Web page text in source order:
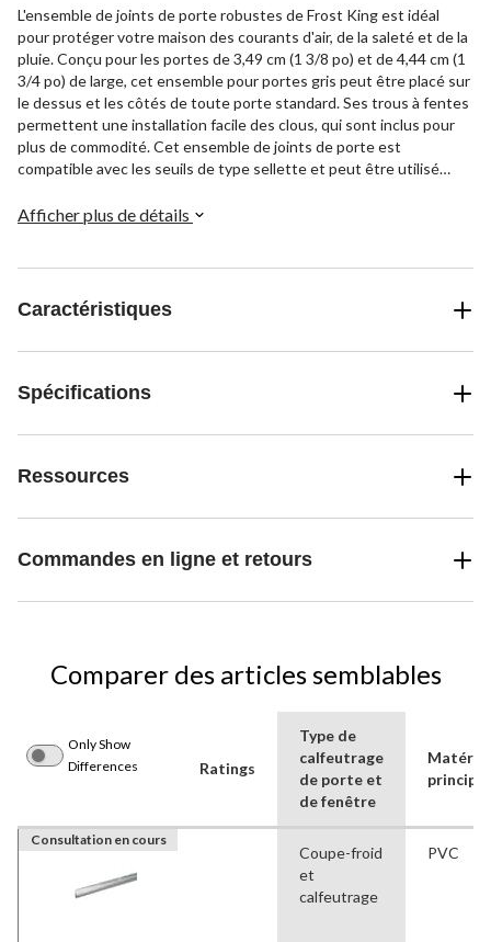
L'ensemble de joints de porte robustes de Frost King est idéal
pour protéger votre maison des courants d'air, de la saleté et de la
pluie. Conçu pour les portes de 3,49 cm (1 3/8 po) et de 4,44 cm (1
3/4 po) de large, cet ensemble pour portes gris peut être placé sur
le dessus et les côtés de toute porte standard. Ses trous à fentes
permettent une installation facile des clous, qui sont inclus pour
plus de commodité. Cet ensemble de joints de porte est
compatible avec les seuils de type sellette et peut être utilisé
Afficher plus de détails
Caractéristiques
Spécifications
Ressources
Commandes en ligne et retours
Comparer des articles semblables
Only Show
Differences
Ratings
Type de
calfeutrage
de porte et
de fenêtre
principal
Consultation en cours
Coupe-froid
et
calfeutrage
PVC